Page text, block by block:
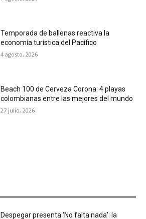
Temporada de ballenas reactiva la
economía turística del Pacífico
4 agosto, 2026
Beach 100 de Cerveza Corona: 4 playas
colombianas entre las mejores del mundo
27 julio, 2026
Despegar presenta ‘No falta nada’: la